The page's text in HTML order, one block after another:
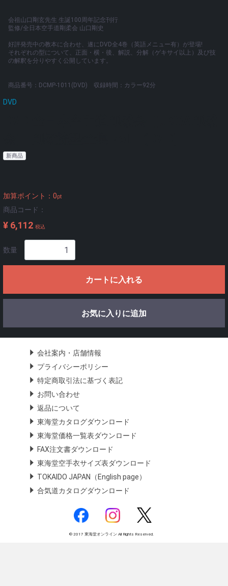
会祖山口剛玄先生 生誕100周年記念刊行
監修/全日本空手道剛柔会 山口剛史
好評発売中の教本に合わせ、遂にDVD全4巻（英語メニュー有）が登場!
それぞれの型について、正面・横・後、解説、分解（ゲキサイ以上）及び技
の解釈を分りやすく公開しています。
商品番号：DCMP-1011(DVD) 収録時間：カラー92分
DVD
新商品
加算ポイント：0pt
商品コード：
¥ 6,112 税込
数量
カートに入れる
お気に入りに追加
会社案内・店舗情報
プライバシーポリシー
特定商取引法に基づく表記
お問い合わせ
返品について
東海堂カタログダウンロード
東海堂価格一覧表ダウンロード
FAX注文書ダウンロード
東海堂空手衣サイズ表ダウンロード
TOKAIDO JAPAN（English page）
合気道カタログダウンロード
© 2017 東海堂オンライン All Rights Reserved.